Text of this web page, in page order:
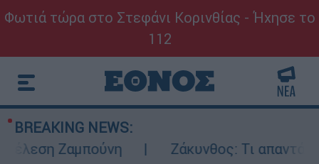
Φωτιά τώρα στο Στεφάνι Κορινθίας - Ήχησε το
112
BREAKING NEWS:
Ζαμπούνη
Ζάκυνθος: Τι απαντά η